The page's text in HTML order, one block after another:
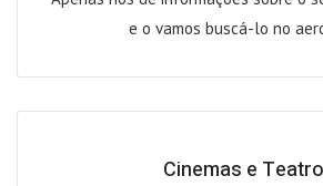
e o vamos buscá-lo no
Cinemas e